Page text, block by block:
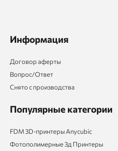
Информация
Договор аферты
Вопрос/Ответ
Снято с производства
Популярные категории
FDM 3D-принтеры Anycubic
Фотополимерные 3д Принтеры